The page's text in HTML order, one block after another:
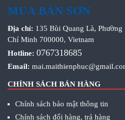
MUA BÁN SƠN
Địa chỉ: 135 Bùi Quang Là,
Chí Minh 700000, Vietnam
Hotline: 0767318685
Email:
CHÍNH SÁCH BÁN HÀNG
Chính sách bảo mật thông tin
Chính sách đổi hàng, trả hàng